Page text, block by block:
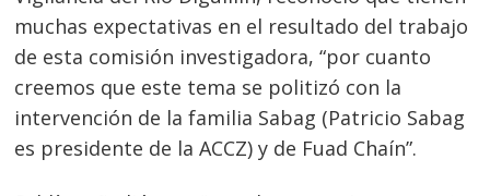
muchas expectativas en el resultado del trabajo
de esta comisión investigadora, “por cuanto
creemos que este tema se politizó con la
intervención de la familia Sabag (Patricio Sabag
es presidente de la ACCZ) y de Fuad Chaín”.